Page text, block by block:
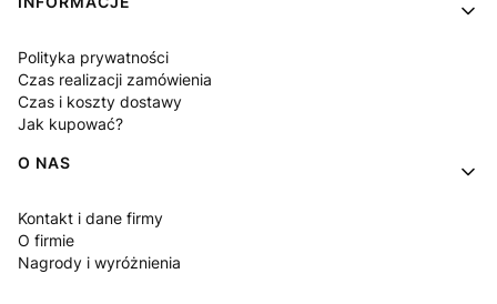
Polityka prywatności
Czas realizacji zamówienia
Czas i koszty dostawy
Jak kupować?
O NAS
Kontakt i dane firmy
O firmie
Nagrody i wyróżnienia